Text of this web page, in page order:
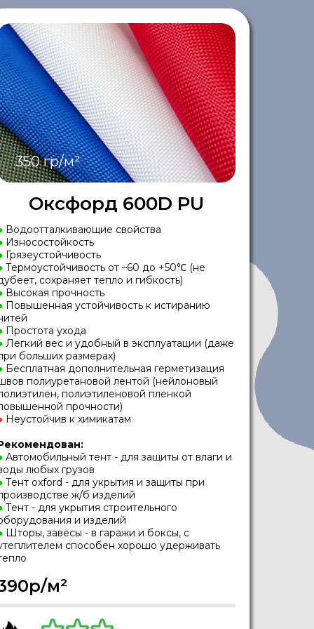
м²
Оксфорд 600D PU
Водоотталкивающие свойства
Износостойкость
Грязеустойчивость
Термоустойчивость от –60 до +50℃ (не
сохраняет тепло и гибкость)
Высокая прочность
Повышенная устойчивость к истиранию
Простота ухода
Легкий вес и удобный в эксплуатации (даже
больших размерах)
Бесплатная дополнительная герметизация
полиуретановой лентой (нейлоновый
полиэтиленовой пленкой
прочности)
Неустойчив к химикатам
Автомобильный тент - для защиты от влаги и
любых грузов
Тент oxford - для укрытия и защиты при
ж/б изделий
Тент - для укрытия строительного
и изделий
Шторы, завесы - в гаражи и боксы, с
способен хорошо удерживать
350 гр/м²